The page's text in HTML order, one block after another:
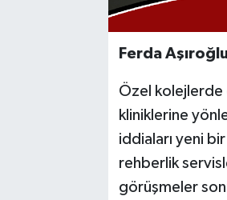
Ferda
Özel kolejlerde
kliniklerine
iddiaları yeni bir
rehberlik
görüşmeler